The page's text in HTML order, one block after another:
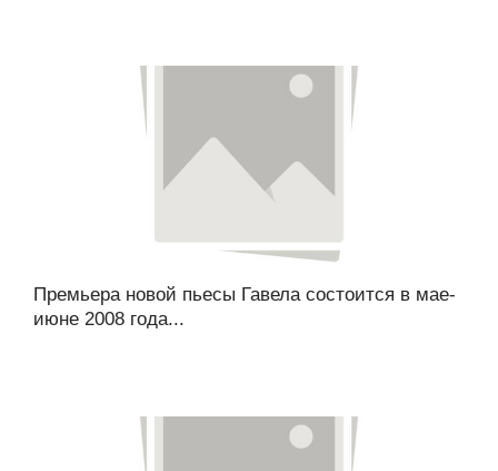
Премьера новой пьесы Гавела состоится в мае-
июне 2008 года...